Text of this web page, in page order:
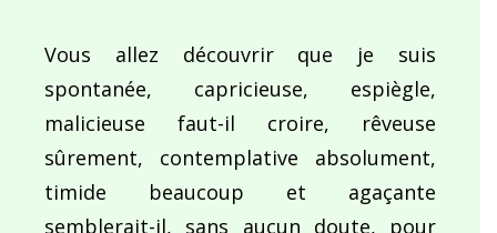
Vous allez découvrir que je suis
spontanée, capricieuse, espiègle,
malicieuse faut-il croire, rêveuse
sûrement, contemplative absolument,
timide beaucoup et agaçante
semblerait-il, sans aucun doute, pour